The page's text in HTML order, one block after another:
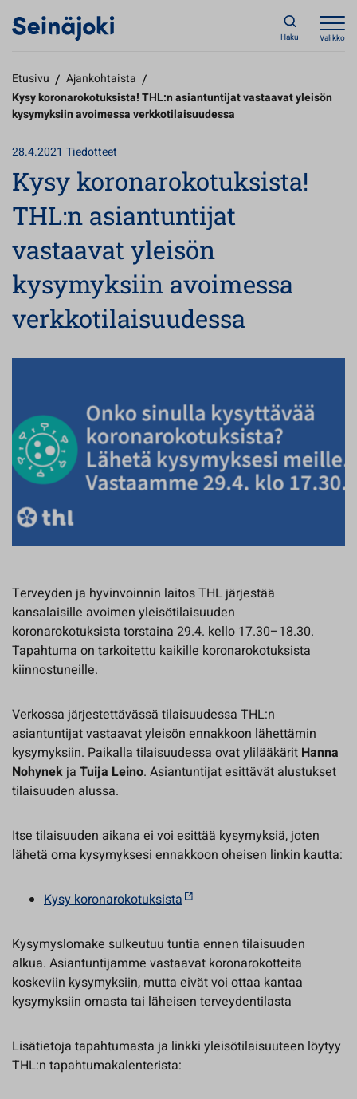
Haku Valikko
Etusivu / Ajankohtaista /
Kysy koronarokotuksista! THL:n asiantuntijat vastaavat yleisön
kysymyksiin avoimessa verkkotilaisuudessa
28.4.2021 Tiedotteet
Kysy koronarokotuksista!
THL:n asiantuntijat
vastaavat yleisön
kysymyksiin avoimessa
verkkotilaisuudessa
Terveyden ja hyvinvoinnin laitos THL järjestää
kansalaisille avoimen yleisötilaisuuden
koronarokotuksista torstaina 29.4. kello 17.30–18.30.
Tapahtuma on tarkoitettu kaikille koronarokotuksista
kiinnostuneille.
Verkossa järjestettävässä tilaisuudessa THL:n
asiantuntijat vastaavat yleisön ennakkoon lähettämin
kysymyksiin. Paikalla tilaisuudessa ovat ylilääkärit Hanna
Nohynek ja Tuija Leino. Asiantuntijat esittävät alustukset
tilaisuuden alussa.
Itse tilaisuuden aikana ei voi esittää kysymyksiä, joten
lähetä oma kysymyksesi ennakkoon oheisen linkin kautta:
Kysy koronarokotuksista
Kysymyslomake sulkeutuu tuntia ennen tilaisuuden
alkua. Asiantuntijamme vastaavat koronarokotteita
koskeviin kysymyksiin, mutta eivät voi ottaa kantaa
kysymyksiin omasta tai läheisen terveydentilasta
Lisätietoja tapahtumasta ja linkki yleisötilaisuuteen löytyy
THL:n tapahtumakalenterista: